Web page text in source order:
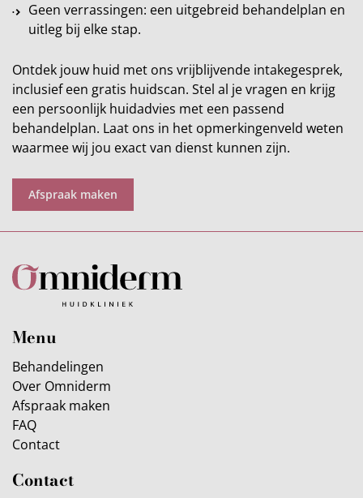
Geen verrassingen: een uitgebreid behandelplan en
uitleg bij elke stap.
Ontdek jouw huid met ons vrijblijvende intakegesprek,
inclusief een gratis huidscan. Stel al je vragen en krijg
een persoonlijk huidadvies met een passend
behandelplan. Laat ons in het opmerkingenveld weten
waarmee wij jou exact van dienst kunnen zijn.
Afspraak maken
Menu
Behandelingen
Over Omniderm
Afspraak maken
FAQ
Contact
Contact